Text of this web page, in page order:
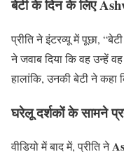
बेटी के दिन के लिए
प्रीति ने इंटरव्यू में पूछा,
ने जवाब दिया कि वह उन्हें
हालांकि, उनकी बेटी ने कहा
घरेलू दर्शकों के सामने
वीडियो में बाद में, प्रीति ने